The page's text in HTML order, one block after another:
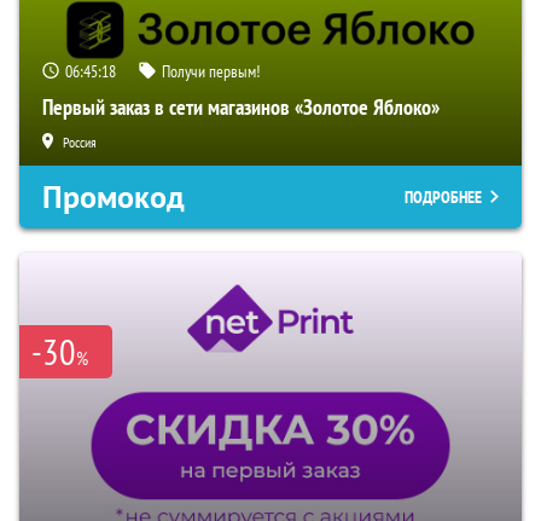
06:45:17 Получи первым!
Первый заказ в сети магазинов «Золотое Яблоко»
Россия
Промокод ПОДРОБНЕЕ
-30%